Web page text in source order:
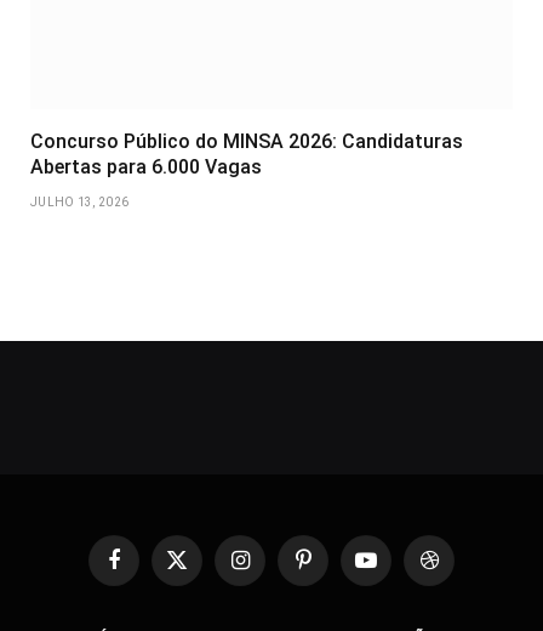
Concurso Público do MINSA 2026: Candidaturas
Abertas para 6.000 Vagas
JULHO 13, 2026
FacebookX
(Twitter)
InstagramPinterestYouTubeDribbble